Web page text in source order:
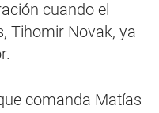
cuando el
Tihomir Novak, ya
comanda Matías